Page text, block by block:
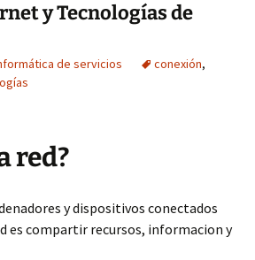
y Tecnologías de
de servicios conexión,
red?
y dispositivos conectados
es compartir recursos, informacion y